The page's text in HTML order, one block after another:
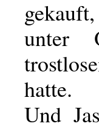
unter
hatte.
Und